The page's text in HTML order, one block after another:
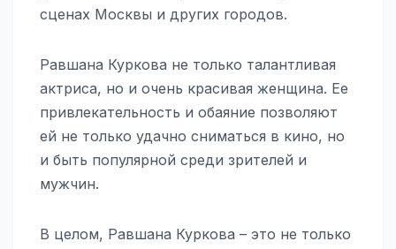
сценах Москвы и других городов.
Равшана Куркова не только талантливая
актриса, но и очень красивая женщина. Ее
привлекательность и обаяние позволяют
ей не только удачно сниматься в кино, но
и быть популярной среди зрителей и
мужчин.
В целом, Равшана Куркова – это не только